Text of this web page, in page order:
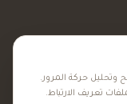
وتحليل حركة المرور.
تعريف الارتباط.